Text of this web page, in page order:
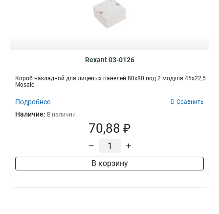
Rexant 03-0126
Короб накладной для лицевых панелей 80х80 под 2 модуля 45х22,5
Mosaic
Подробнее Сравнить
Наличие: В наличии
70,88 ₽
– +
В корзину